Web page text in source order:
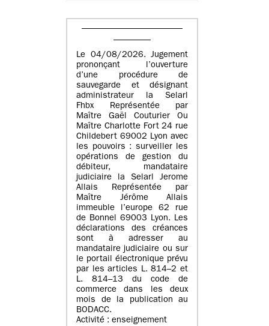
Le 04/08/2026. Jugement
prononçant l’ouverture
d’une procédure de
sauvegarde et désignant
administrateur la Selarl
Fhbx Représentée par
Maître Gaël Couturier Ou
Maître Charlotte Fort 24 rue
Childebert 69002 Lyon avec
les pouvoirs : surveiller les
opérations de gestion du
débiteur, mandataire
judiciaire la Selarl Jerome
Allais Représentée par
Maître Jérôme Allais
immeuble l’europe 62 rue
de Bonnel 69003 Lyon. Les
déclarations des créances
sont à adresser au
mandataire judiciaire ou sur
le portail électronique prévu
par les articles L. 814–2 et
L. 814–13 du code de
commerce dans les deux
mois de la publication au
BODACC.
Activité : enseignement